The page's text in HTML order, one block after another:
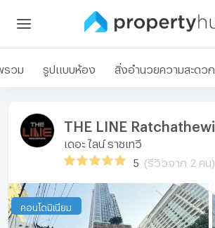
รวม รูปแบบห้อง สิ่งอำนวยความสะดวก
THE LINE Ratchathewi
เดอะ ไลน์ ราชเทวี
5 (รีวิวจาก 2 คน)
คอนโดมิเนียม